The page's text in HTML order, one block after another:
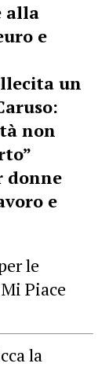
alla
e
un
non
donne
e
le
Piace
la